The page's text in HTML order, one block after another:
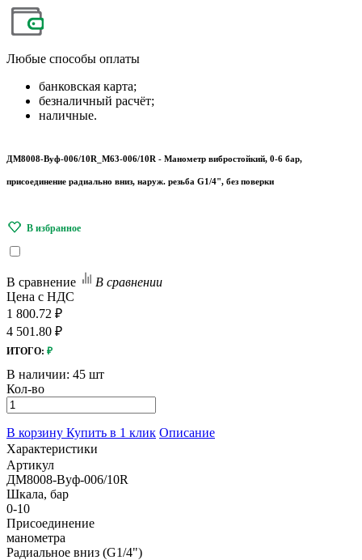
Любые способы оплаты
банковская карта;
безналичный расчёт;
наличные.
ДМ8008-Вуф-006/10R_M63-006/10R - Манометр вибростойкий, 0-6 бар,
присоединение радиально вниз, наруж. резьба G1/4", без поверки
В сравнение
В сравнении
Цена с НДС
1 800.72 ₽
4 501.80 ₽
ИТОГО: ₽
В наличии: 45 шт
Кол-во
В корзину Купить в 1 клик Описание
Характеристики
Артикул
ДМ8008-Вуф-006/10R
Шкала, бар
0-10
Присоединение
манометра
Радиальное вниз (G1/4")